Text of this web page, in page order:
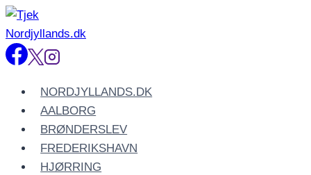
Fortsæt
til
indhold
NORDJYLLANDS.DK
AALBORG
BRØNDERSLEV
FREDERIKSHAVN
HJØRRING